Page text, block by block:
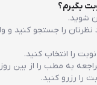
بگیرم؟
شوید.
را جستجو کنید و
را انتخاب کنید.
به مطب را از بین
را رزرو کنید.